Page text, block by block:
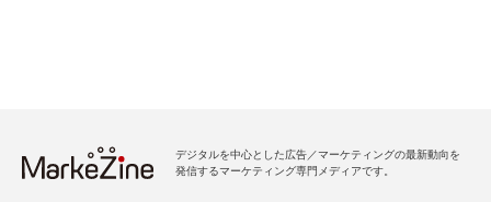
デジタルを中心とした広告／マーケティングの最新動向を
発信するマーケティング専門メディアです。